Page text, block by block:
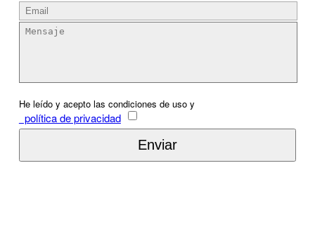
He leído y acepto las condiciones de uso y
política de privacidad